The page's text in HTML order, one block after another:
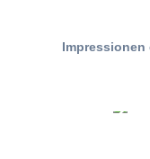
Impressionen